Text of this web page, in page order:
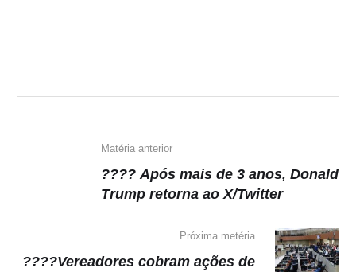
p
o
k
m n
Matéria anterior
???? Após mais de 3 anos, Donald
Trump retorna ao X/Twitter
Próxima metéria
????Vereadores cobram ações de